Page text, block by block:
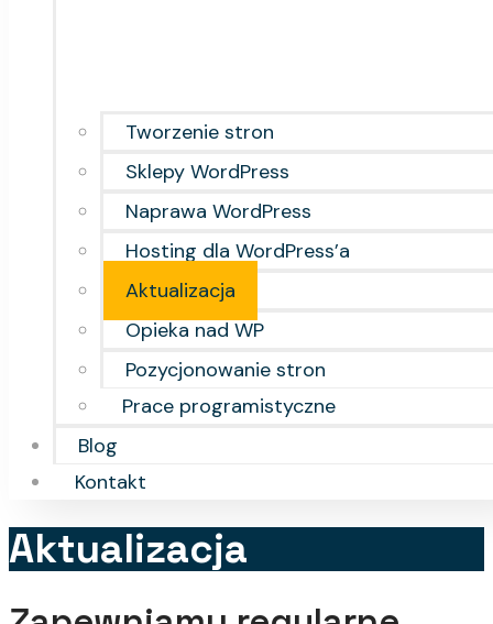
Tworzenie stron
Sklepy WordPress
Naprawa WordPress
Hosting dla WordPress’a
Aktualizacja
Opieka nad WP
Pozycjonowanie stron
Prace programistyczne
Blog
Kontakt
Aktualizacja